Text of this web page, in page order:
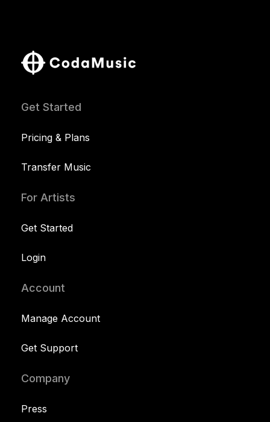
Get Started
Pricing & Plans
Transfer Music
For Artists
Get Started
Login
Account
Manage Account
Get Support
Company
Press